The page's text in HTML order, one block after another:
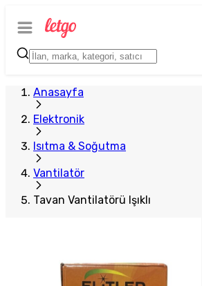
Anasayfa
Elektronik
Isıtma & Soğutma
Vantilatör
Tavan Vantilatörü Işıklı
Plus Satıcı